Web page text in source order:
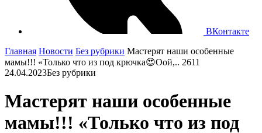
ВКонтакте
Главная Новости Без рубрики Мастерят наши особенные
мамы!!! «Только что из под крючка😍Оой,.. 2611
24.04.2023Без рубрики
Мастерят наши особенные
мамы!!! «Только что из под